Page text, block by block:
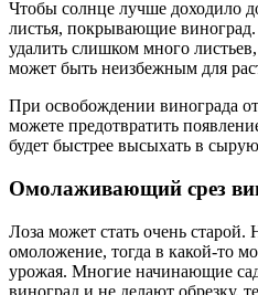
Чтобы солнце лучше доходило
листья, покрывающие
удалить слишком много
может быть неизбежным для
При освобождении винограда
можете предотвратить
будет быстрее высыхать в
Омолаживающий срез
Лоза может стать очень старой.
омоложение, тогда в какой-то
урожая. Многие начинающие
виноград и не делают обрезку,